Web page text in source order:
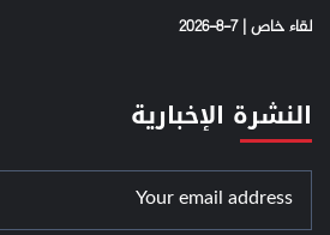
لقاء خاص | 7-8-2026
النشرة الإخبارية